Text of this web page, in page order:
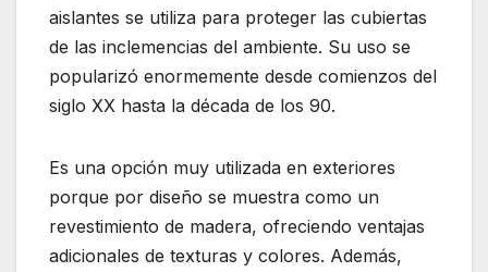
aislantes se utiliza para proteger las cubiertas
de las inclemencias del ambiente. Su uso se
popularizó enormemente desde comienzos del
siglo XX hasta la década de los 90.
Es una opción muy utilizada en exteriores
porque por diseño se muestra como un
revestimiento de madera, ofreciendo ventajas
adicionales de texturas y colores. Además,